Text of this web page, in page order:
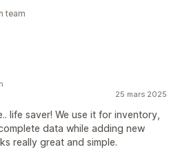
team
25 mars 2025
life saver! We use it for inventory,
data while adding new
really great and simple.